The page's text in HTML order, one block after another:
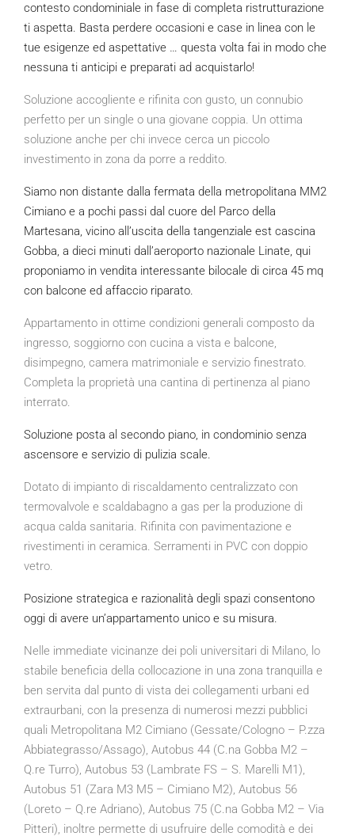
contesto condominiale in fase di completa ristrutturazione
ti aspetta. Basta perdere occasioni e case in linea con le
tue esigenze ed aspettative … questa volta fai in modo che
nessuna ti anticipi e preparati ad acquistarlo!
Soluzione accogliente e rifinita con gusto, un connubio
perfetto per un single o una giovane coppia. Un ottima
soluzione anche per chi invece cerca un piccolo
investimento in zona da porre a reddito.
Siamo non distante dalla fermata della metropolitana MM2
Cimiano e a pochi passi dal cuore del Parco della
Martesana, vicino all’uscita della tangenziale est cascina
Gobba, a dieci minuti dall’aeroporto nazionale Linate, qui
proponiamo in vendita interessante bilocale di circa 45 mq
con balcone ed affaccio riparato.
Appartamento in ottime condizioni generali composto da
ingresso, soggiorno con cucina a vista e balcone,
disimpegno, camera matrimoniale e servizio finestrato.
Completa la proprietà una cantina di pertinenza al piano
interrato.
Soluzione posta al secondo piano, in condominio senza
ascensore e servizio di pulizia scale.
Dotato di impianto di riscaldamento centralizzato con
termovalvole e scaldabagno a gas per la produzione di
acqua calda sanitaria. Rifinita con pavimentazione e
rivestimenti in ceramica. Serramenti in PVC con doppio
vetro.
Posizione strategica e razionalità degli spazi consentono
oggi di avere un’appartamento unico e su misura.
Nelle immediate vicinanze dei poli universitari di Milano, lo
stabile beneficia della collocazione in una zona tranquilla e
ben servita dal punto di vista dei collegamenti urbani ed
extraurbani, con la presenza di numerosi mezzi pubblici
quali Metropolitana M2 Cimiano (Gessate/Cologno – P.zza
Abbiategrasso/Assago), Autobus 44 (C.na Gobba M2 –
Q.re Turro), Autobus 53 (Lambrate FS – S. Marelli M1),
Autobus 51 (Zara M3 M5 – Cimiano M2), Autobus 56
(Loreto – Q.re Adriano), Autobus 75 (C.na Gobba M2 – Via
Pitteri), inoltre permette di usufruire delle comodità e dei